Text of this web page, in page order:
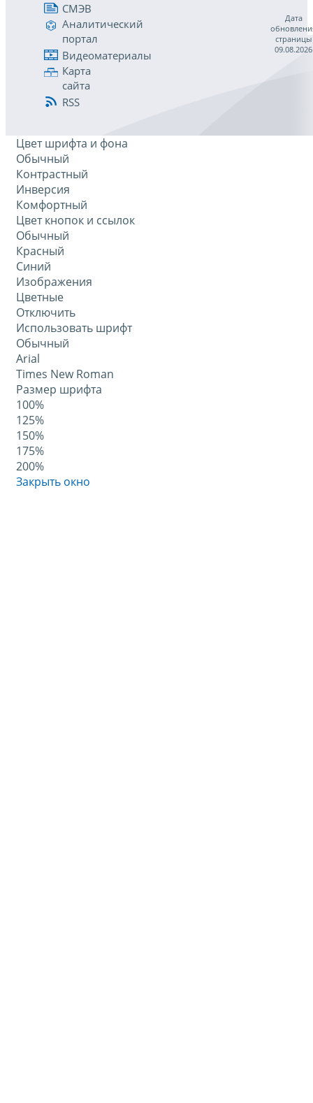
СМЭВ
Аналитический
портал
Видеоматериалы
Карта
сайта
RSS
Дата
страницы
09.08.2026
Цвет шрифта и фона
Обычный
Контрастный
Инверсия
Комфортный
Цвет кнопок и ссылок
Обычный
Красный
Синий
Изображения
Цветные
Отключить
Использовать шрифт
Обычный
Arial
Times New Roman
Размер шрифта
100%
125%
150%
175%
200%
Закрыть окно